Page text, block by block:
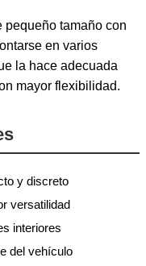
pequeño tamaño con
en varios
la hace adecuada
mayor flexibilidad.
y discreto
versatilidad
interiores
del vehículo